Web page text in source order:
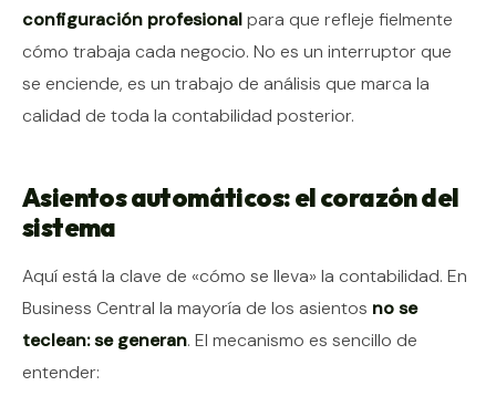
configuración profesionalpara que refleje fielmente
cómo trabaja cada negocio. No es un interruptor que
se enciende, es un trabajo de análisis que marca la
calidad de toda la contabilidad posterior.
Asientos automáticos: el corazón del
sistema
Aquí está la clave de «cómo se lleva» la contabilidad. En
Business Central la mayoría de los asientos no se
teclean: se generan. El mecanismo es sencillo de
entender: